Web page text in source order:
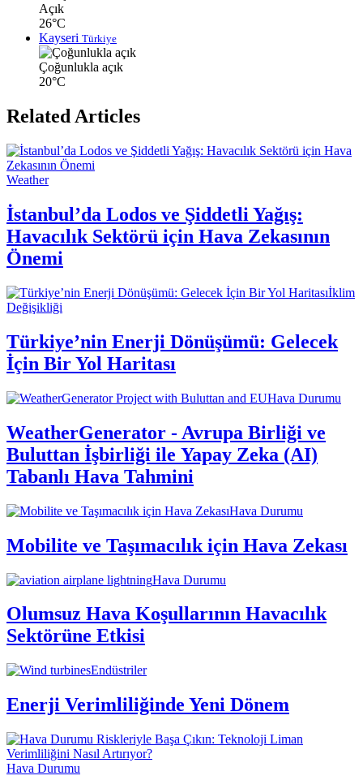
Açık
26°C
Kayseri Türkiye
Çoğunlukla açık
20°C
Related Articles
Weather
İstanbul’da Lodos ve Şiddetli Yağış:
Havacılık Sektörü için Hava Zekasının
Önemi
İklim
Değişikliği
Türkiye’nin Enerji Dönüşümü: Gelecek
İçin Bir Yol Haritası
Hava Durumu
WeatherGenerator - Avrupa Birliği ve
Buluttan İşbirliği ile Yapay Zeka (AI)
Tabanlı Hava Tahmini
Hava Durumu
Mobilite ve Taşımacılık için Hava Zekası
Hava Durumu
Olumsuz Hava Koşullarının Havacılık
Sektörüne Etkisi
Endüstriler
Enerji Verimliliğinde Yeni Dönem
Hava Durumu